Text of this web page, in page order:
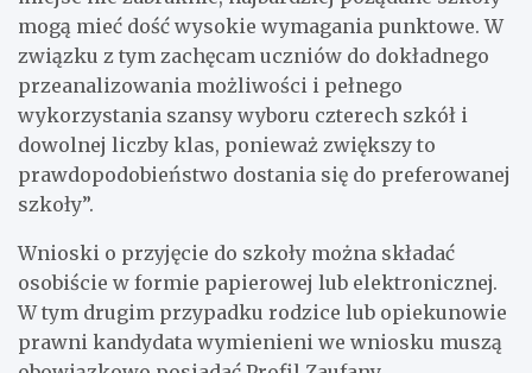
mogą mieć dość wysokie wymagania punktowe. W
związku z tym zachęcam uczniów do dokładnego
przeanalizowania możliwości i pełnego
wykorzystania szansy wyboru czterech szkół i
dowolnej liczby klas, ponieważ zwiększy to
prawdopodobieństwo dostania się do preferowanej
szkoły”.
Wnioski o przyjęcie do szkoły można składać
osobiście w formie papierowej lub elektronicznej.
W tym drugim przypadku rodzice lub opiekunowie
prawni kandydata wymienieni we wniosku muszą